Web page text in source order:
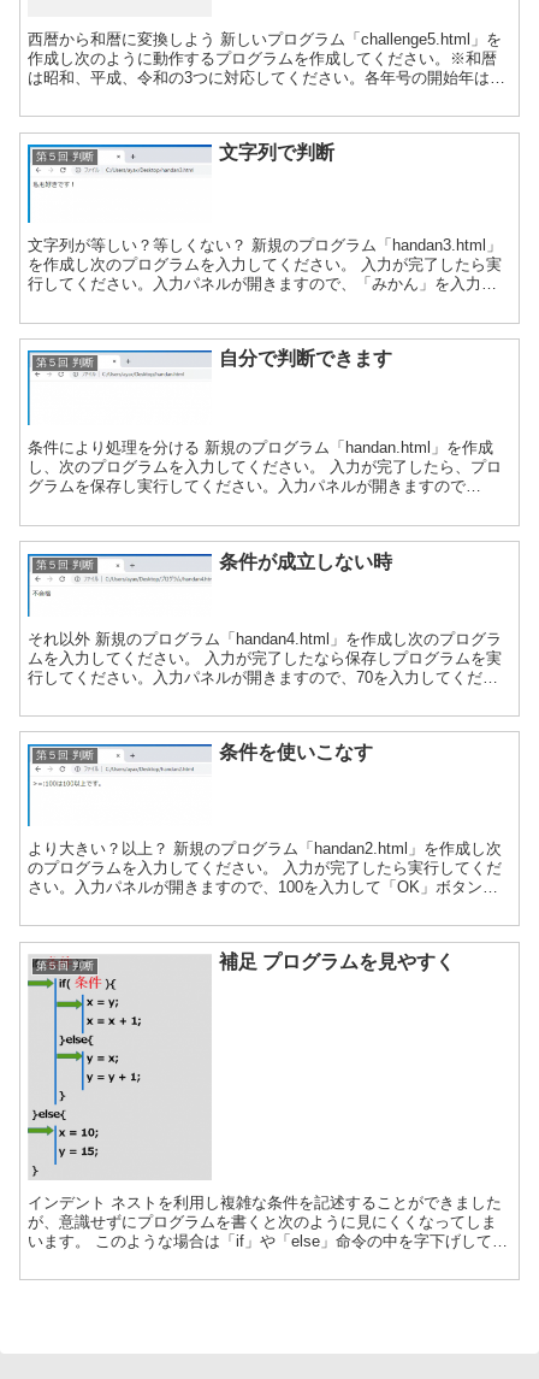
西暦から和暦に変換しよう 新しいプログラム「challenge5.html」を
作成し次のように動作するプログラムを作成してください。※和暦
は昭和、平成、令和の3つに対応してください。各年号の開始年は、
第５回 判断 文字列で判断
文字列が等しい？等しくない？ 新規のプログラム「handan3.html」
を作成し次のプログラムを入力してください。 入力が完了したら実
行してください。入力パネルが開きますので、「みかん」を入力し
第５回 判断 自分で判断できます
条件により処理を分ける 新規のプログラム「handan.html」を作成
し、次のプログラムを入力してください。 入力が完了したら、プロ
グラムを保存し実行してください。入力パネルが開きますので
第５回 判断 条件が成立しない時
それ以外 新規のプログラム「handan4.html」を作成し次のプログラ
ムを入力してください。 入力が完了したなら保存しプログラムを実
行してください。入力パネルが開きますので、70を入力してくださ
第５回 判断 条件を使いこなす
より大きい？以上？ 新規のプログラム「handan2.html」を作成し次
のプログラムを入力してください。 入力が完了したら実行してくだ
さい。入力パネルが開きますので、100を入力して「OK」ボタンを
第５回 判断 補足 プログラムを見やすく
インデント ネストを利用し複雑な条件を記述することができました
が、意識せずにプログラムを書くと次のように見にくくなってしま
います。 このような場合は「if」や「else」命令の中を字下げして見